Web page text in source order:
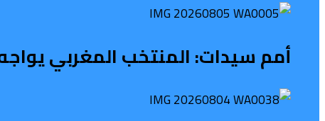
أمم سيدات: المنتخب المغربي